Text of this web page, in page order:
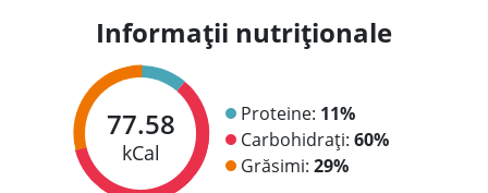
Informații nutriționale
77.58
kCal
Proteine: 11%
Carbohidrați: 60%
Grăsimi: 29%